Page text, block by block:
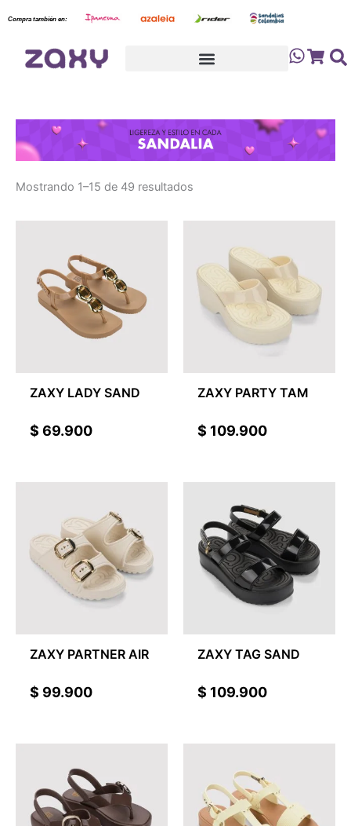
contenido
Compra también en:
Cart
Mostrando 1–15 de 49 resultados
by
latest
ZAXY LADY SAND
$ 69.900
ZAXY PARTY TAM
$ 109.900
ZAXY PARTNER AIR
$ 99.900
ZAXY TAG SAND
$ 109.900